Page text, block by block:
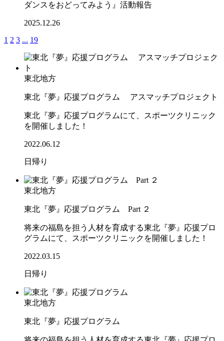
ダンスをおどってみよう』活動報告
2025.12.26
1 2 3 ... 19
東北地方
東北『夢』応援プログラム アスマッチプロジェクト
東北『夢』応援プログラムにて、スポーツクリニック
を開催しました！
2022.06.12
日帰り
東北地方
東北『夢』応援プログラム Part ２
将来の福島を担う人材を育成する東北『夢』応援プロ
グラムにて、スポーツクリニックを開催しました！
2022.03.15
日帰り
東北地方
東北『夢』応援プログラム